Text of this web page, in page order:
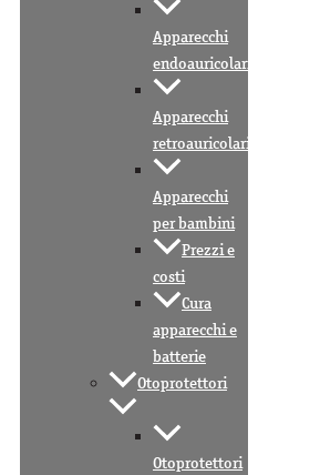
Apparecchi
endoauricolari
Apparecchi
retroauricolari
Apparecchi
per bambini
Prezzi e
costi
Cura
apparecchi e
batterie
Otoprotettori
Otoprotettori